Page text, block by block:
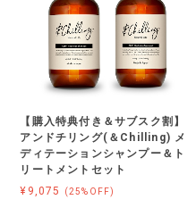
【購入特典付き＆サブスク割】
アンドチリング(＆Chilling) メ
ディテーションシャンプー＆ト
リートメントセット
¥9,075
(25%OFF)